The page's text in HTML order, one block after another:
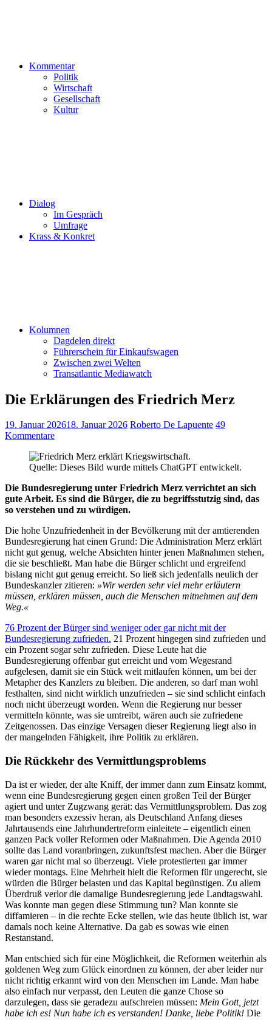
Kommentar
Politik
Wirtschaft
Gesellschaft
Kultur
Dialog
Im Gespräch
Umfrage
Krass & Konkret
Kolumnen
Dagdelen direkt
Führerschein für Einkaufswagen
Zwischen zwei Welten
Transatlantic Mediawatch
Die Erklärungen des Friedrich Merz
19. Januar 202618. Januar 2026 Roberto De Lapuente 49
Kommentare
Quelle: Dieses Bild wurde mittels ChatGPT entwickelt.
Die Bundesregierung unter Friedrich Merz verrichtet an sich
gute Arbeit. Es sind die Bürger, die zu begriffsstutzig sind, das
so verstehen und zu würdigen.
Die hohe Unzufriedenheit in der Bevölkerung mit der amtierenden
Bundesregierung hat einen Grund: Die Administration Merz erklärt
nicht gut genug, welche Absichten hinter jenen Maßnahmen stehen,
die sie beschließt. Man habe die Bürger schlicht und ergreifend
bislang nicht gut genug erreicht. So ließ sich jedenfalls neulich der
Bundeskanzler zitieren: »Wir werden sehr viel mehr erläutern
müssen, erklären müssen, auch die Menschen mitnehmen auf dem
Weg.«
76 Prozent der Bürger sind weniger oder gar nicht mit der
Bundesregierung zufrieden. 21 Prozent hingegen sind zufrieden und
ein Prozent sogar sehr zufrieden. Diese Leute hat die
Bundesregierung offenbar gut erreicht und vom Wegesrand
aufgelesen, damit sie ein Stück weit mitlaufen können, um bei der
Metapher des Kanzlers zu bleiben. Die anderen, so darf man wohl
festhalten, sind nicht wirklich unzufrieden – sie sind schlicht einfach
noch nicht überzeugt worden. Wenn die Regierung nur besser
vermitteln könnte, was sie umtreibt, wären auch sie zufriedene
Zeitgenossen. Das einzige Versagen dieser Regierung liegt also in
der mangelnden Fähigkeit, ihre Politik zu erklären.
Die Rückkehr des Vermittlungsproblems
Da ist er wieder, der alte Kniff, der immer dann zum Einsatz kommt,
wenn eine Bundesregierung gegen einen großen Teil der Bürger
agiert und unter Zugzwang gerät: das Vermittlungsproblem. Das zog
man besonders exzessiv heran, als Deutschland Anfang dieses
Jahrtausends eine Jahrhundertreform einleitete – eigentlich einen
ganzen Pack voller Reformen oder Maßnahmen. Die Agenda 2010
sollte das Land voranbringen, zukunftsfest machen. Aber die Bürger
waren gar nicht mal so überzeugt. Viele protestierten gar immer
wieder montags. Eine Mehrheit hielt die Reformen für ungerecht, sie
würden die Bürger belasten und das Kapital begünstigen. Zu allem
Überdruß verlor die damalige Bundesregierung jede Landtagswahl.
Was konnte man gegen diese Stimmung tun? Man konnte sie
diffamieren – in die rechte Ecke stellen, wie das heute üblich ist, war
damals noch keine Alternative. Da gab es sowas wie einen
Restanstand.
Man entschied sich für eine Möglichkeit, die Reformen weiterhin als
goldenen Weg zum Glück einordnen zu können, der aber leider nur
nicht richtig erkannt wird von den Menschen im Lande. Man habe
also einfach nur verpasst, den Leuten die ganze Chose so
darzulegen, dass sie geradezu aufschreien müssen: Mein Gott, jetzt
habe ich es! Nun habe ich es verstanden! Danke, liebe Politik! Die